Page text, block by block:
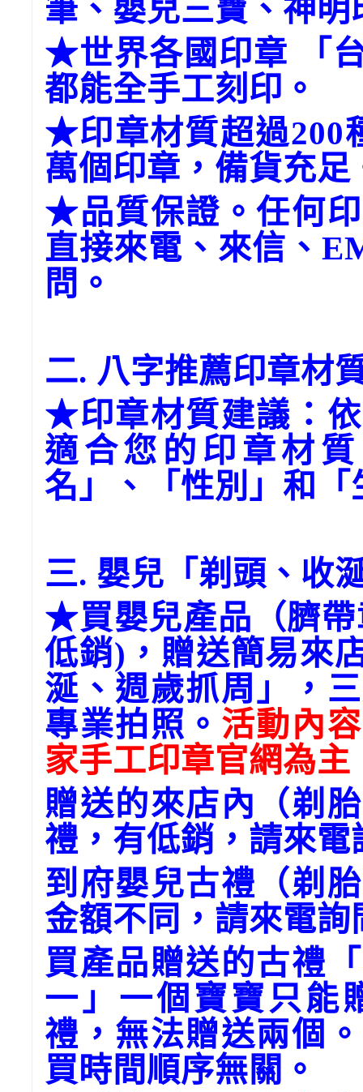
筆、嬰兒三寶、神
★世界各國印章 「
都能全手工刻印。
★印章材質超過200
萬個印章，備貨充足
★品質保證。任何
直接來電、來信、
問。
二. 八字推薦印章材
★印章材質建議：
適合您的印章材
名」、「性別」和
三. 嬰兒「剃頭、收
★買嬰兒產品（臍帶
低銷)，贈送簡易來
涎、週歲抓周」，
專業拍照。 活動內
家手工印章官網為
贈送的來店內（剃
禮，有低銷，請來電
到府嬰兒古禮（剃
金額不同，請來電詢
買產品贈送的古禮
一」一個寶寶只能
禮，無法贈送兩個
買時間順序無關。